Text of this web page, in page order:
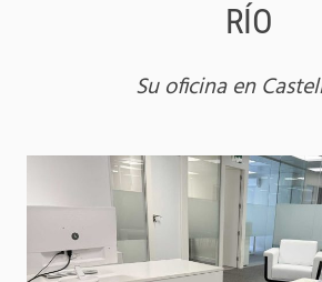
RÍO
Su oficina en